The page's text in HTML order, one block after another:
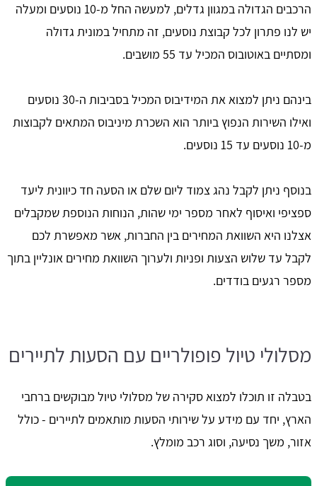
הרכבים הגדולה במגוון גדלים, למעשה החל מ-10 נוסעים ומעלה
יש לנו פתרון לכל קבוצת נוסעים, זה מתחיל במונית גדולה
ומסתיים באוטובוס המכיל עד 55 מושבים.
בינהם ניתן למצוא את המידיבוס המכיל בסביבות ה-30 נוסעים
ואילו השירות הנפוץ ביותר הוא השכרת מיניבוס המתאים לקבוצות
מ-10 נוסעים עד 15 נוסעים.
בנוסף ניתן לקבל נהג צמוד ליום שלם או הסעה חד כיוונית ליעד
ספציפי ואיסוף לאחר מספר ימי שהות, הנוחות הנוספת שמקבלים
אצלנו היא השוואת המחירים בין החברות, אשר מאפשרת לכם
לקבל עד שלוש הצעות ופניות ולערוך השוואת מחירים אונליין בתוך
מספר רגעים בודדים.
מסלולי טיול פופולריים עם הסעות לתיירים
בטבלה זו תוכלו למצוא סקירה של מסלולי טיול מבוקשים ברחבי
הארץ, יחד עם מידע על שירותי הסעות מותאמים לתיירים - כולל
אזור, משך נסיעה, וסוג רכב מומלץ.